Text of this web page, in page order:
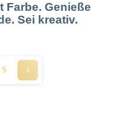
Farbe. Genieße
Sei kreativ.